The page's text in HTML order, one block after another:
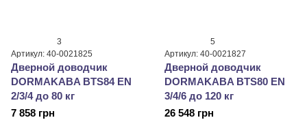
3
Артикул: 40-0021825
Дверной доводчик
DORMAKABA BTS84 EN
2/3/4 до 80 кг
7 858 грн
5
Артикул: 40-0021827
Дверной доводчик
DORMAKABA BTS80 EN
3/4/6 до 120 кг
26 548 грн